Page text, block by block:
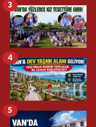
3
4
5